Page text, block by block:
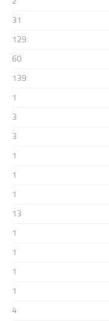
31
129
60
139
1
3
3
1
1
1
13
1
1
1
1
4